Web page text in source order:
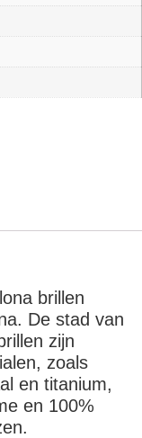
brillen
De stad van
zijn
zoals
en titanium,
en 100%